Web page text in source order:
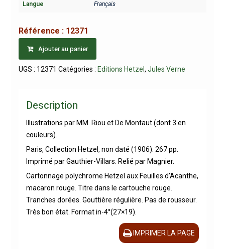
Langue Français
Référence : 12371
Ajouter au panier
UGS : 12371 Catégories : Editions Hetzel , Jules Verne
Description
Illustrations par MM. Riou et De Montaut (dont 3 en
couleurs).
Paris, Collection Hetzel, non daté (1906). 267 pp.
Imprimé par Gauthier-Villars. Relié par Magnier.
Cartonnage polychrome Hetzel aux Feuilles d’Acanthe,
macaron rouge. Titre dans le cartouche rouge.
Tranches dorées. Gouttière régulière. Pas de rousseur.
Très bon état. Format in-4°(27×19).
IMPRIMER LA PAGE